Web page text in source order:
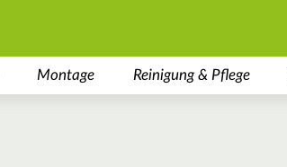
Montage Reinigung & Pflege